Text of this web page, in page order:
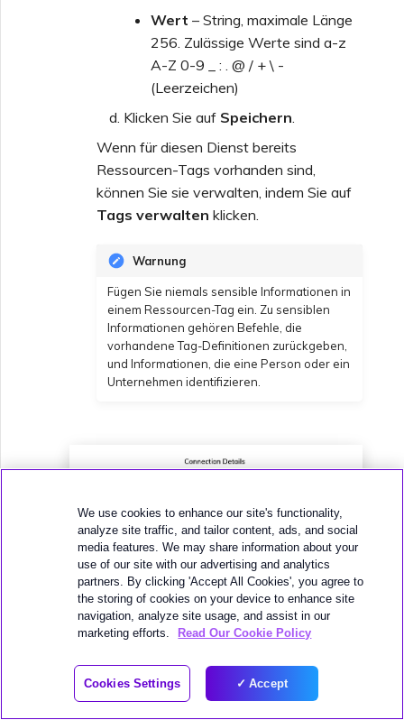
Wert – String, maximale Länge
256. Zulässige Werte sind a-z
A-Z 0-9 _ : . @ / + \ -
(Leerzeichen)
Klicken Sie auf Speichern
Wenn für diesen Dienst bereits
Ressourcen-Tags vorhanden sind,
können Sie sie verwalten, indem Sie auf
Tags verwalten klicken.
Warnung
Fügen Sie niemals sensible Informationen in
einem Ressourcen-Tag ein. Zu sensiblen
Informationen gehören Befehle, die
vorhandene Tag-Definitionen zurückgeben,
und Informationen, die eine Person oder ein
Unternehmen identifizieren.
We use cookies to enhance our site's functionality,
analyze site traffic, and tailor content, ads, and social
media features. We may share information about your
use of our site with our advertising and analytics
partners. By clicking 'Accept All Cookies', you agree to
the storing of cookies on your device to enhance site
navigation, analyze site usage, and assist in our
marketing efforts.
Read Our Cookie Policy
Cookies Settings Accept